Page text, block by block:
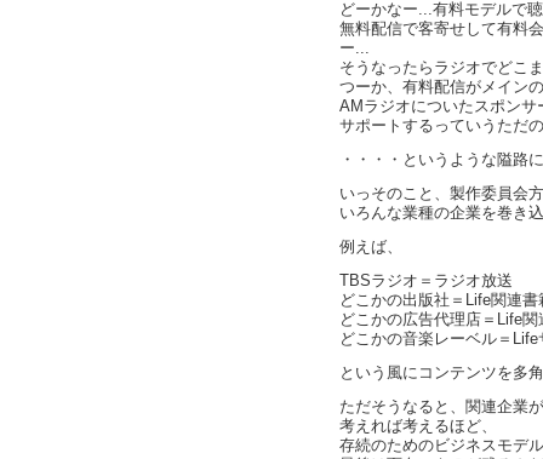
どーかなー...有料モデルで
無料配信で客寄せして有料
ー...
そうなったらラジオでどこ
つーか、有料配信がメイン
AMラジオについたスポン
サポートするっていうただ
・・・・というような隘路
いっそのこと、製作委員会
いろんな業種の企業を巻き
例えば、
TBSラジオ＝ラジオ放送
どこかの出版社＝Life関連書
どこかの広告代理店＝Life
どこかの音楽レーベル＝
という風にコンテンツを多
ただそうなると、関連企業
考えれば考えるほど、
存続のためのビジネスモデ